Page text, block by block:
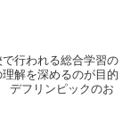
行われる総合学習の
解を深めるのが目的
デフリンピックのお